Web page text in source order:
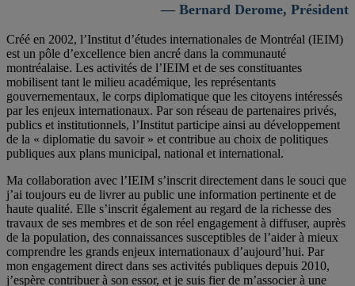
— Bernard Derome, Président
Créé en 2002, l’Institut d’études internationales de Montréal (IEIM)
est un pôle d’excellence bien ancré dans la communauté
montréalaise. Les activités de l’IEIM et de ses constituantes
mobilisent tant le milieu académique, les représentants
gouvernementaux, le corps diplomatique que les citoyens intéressés
par les enjeux internationaux. Par son réseau de partenaires privés,
publics et institutionnels, l’Institut participe ainsi au développement
de la « diplomatie du savoir » et contribue au choix de politiques
publiques aux plans municipal, national et international.
Ma collaboration avec l’IEIM s’inscrit directement dans le souci que
j’ai toujours eu de livrer au public une information pertinente et de
haute qualité. Elle s’inscrit également au regard de la richesse des
travaux de ses membres et de son réel engagement à diffuser, auprès
de la population, des connaissances susceptibles de l’aider à mieux
comprendre les grands enjeux internationaux d’aujourd’hui. Par
mon engagement direct dans ses activités publiques depuis 2010,
j’espère contribuer à son essor, et je suis fier de m’associer à une